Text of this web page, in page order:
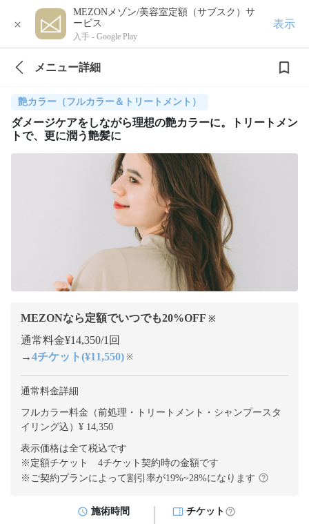
×
MEZONメゾン/美容室定額（サブスク）サ
ービス
入手 - Google Play
表示
メニュー詳細
艶カラー（フルカラー＆トリートメント）
ダメージケアをしながら理想の艶カラーに。トリートメン
トで、更に潤う艶髪に
MEZONなら定額でいつでも20%OFF ※
通常料金¥14,350/1回
→4チケット(¥11,550) ※
通常料金詳細
フルカラー料金（前処理・トリートメント・シャンプースタ
イリング込）¥ 14,350
表示価格は全て税込です
※定額チケット 4チケット契約時の金額です
※ご契約プランによって割引率が19%~28%になります
施術時間 チケット